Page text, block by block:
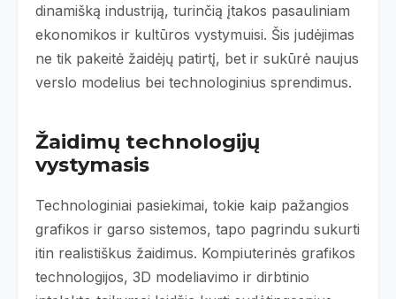
dinamišką industriją, turinčią įtakos pasauliniam
ekonomikos ir kultūros vystymuisi. Šis judėjimas
ne tik pakeitė žaidėjų patirtį, bet ir sukūrė naujus
verslo modelius bei technologinius sprendimus.
Žaidimų technologijų
vystymasis
Technologiniai pasiekimai, tokie kaip pažangios
grafikos ir garso sistemos, tapo pagrindu sukurti
itin realistiškus žaidimus. Kompiuterinės grafikos
technologijos, 3D modeliavimo ir dirbtinio